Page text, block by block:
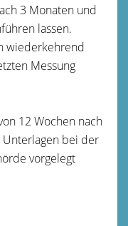
3 Monaten und
lassen.
wiederkehrend
Messung
12 Wochen nach
Unterlagen bei der
vorgelegt